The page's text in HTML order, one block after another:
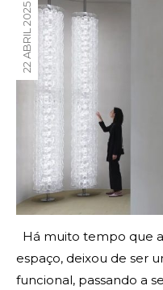
22 ABRIL 2025
Há muito tempo que
espaço, deixou de ser
funcional, passando a